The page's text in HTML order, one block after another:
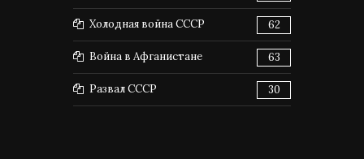
Холодная война СССР 62
Война в Афганистане 63
Развал СССР 30